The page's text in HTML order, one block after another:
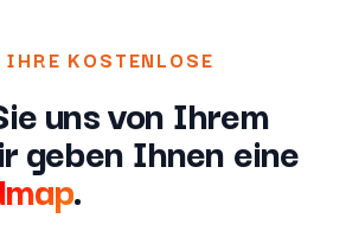
KOSTENLOSE
uns von Ihrem
geben Ihnen eine
.